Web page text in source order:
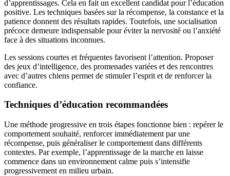
d’apprentissages. Cela en fait un excellent candidat pour l’éducation
positive. Les techniques basées sur la récompense, la constance et la
patience donnent des résultats rapides. Toutefois, une socialisation
précoce demeure indispensable pour éviter la nervosité ou l’anxiété
face à des situations inconnues.
Les sessions courtes et fréquentes favorisent l’attention. Proposer
des jeux d’intelligence, des promenades variées et des rencontres
avec d’autres chiens permet de stimuler l’esprit et de renforcer la
confiance.
Techniques d’éducation recommandées
Une méthode progressive en trois étapes fonctionne bien : repérer le
comportement souhaité, renforcer immédiatement par une
récompense, puis généraliser le comportement dans différents
contextes. Par exemple, l’apprentissage de la marche en laisse
commence dans un environnement calme puis s’intensifie
progressivement en milieu urbain.